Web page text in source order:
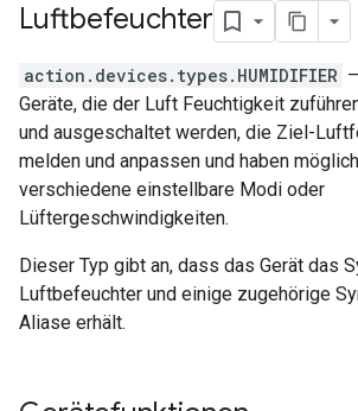
Luftbefeuchter
action.devices.types.HUMIDIFIER
Geräte, die der Luft Feuchtigkeit
und ausgeschaltet werden, die Ziel-
melden und anpassen und haben
verschiedene einstellbare Modi oder
Lüftergeschwindigkeiten.
Dieser Typ gibt an, dass das Gerät das
Luftbefeuchter und einige zugehörige
Aliase erhält.